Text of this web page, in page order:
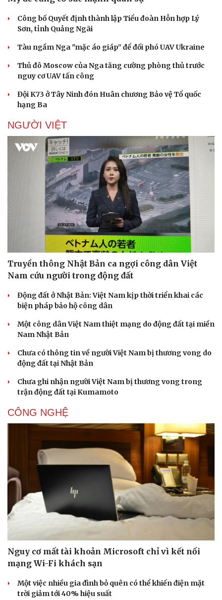
Dinh dưỡng - món ngon
Cây thuốc
Sản phụ khoa
Nam khoa
Phòng mạch online
Ăn sạch sống khỏe
Nhà đẹp
Blog
Công bố Quyết định thành lập Tiểu đoàn Hỗn hợp Lý
Sơn, tỉnh Quảng Ngãi
Tàu ngầm Nga "mặc áo giáp” để đối phó UAV Ukraine
Thủ đô Moscow của Nga tăng cường phòng thủ trước
nguy cơ UAV tấn công
Đội K73 ở Tây Ninh đón Huân chương Bảo vệ Tổ quốc
hạng Ba
NGƯỜI VIỆT
Truyền thông Nhật Bản ca ngợi công dân Việt
Nam cứu người trong động đất
Động đất ở Nhật Bản: Việt Nam kịp thời triển khai các
biện pháp bảo hộ công dân
Một công dân Việt Nam thiệt mạng do động đất tại miền
Nam Nhật Bản
Chưa có thông tin về người Việt Nam bị thương vong do
động đất tại Nhật Bản
Chưa ghi nhận người Việt Nam bị thương vong trong
trận động đất tại Kumamoto
CÔNG NGHỆ
Nguy cơ mất tài khoản Microsoft chỉ vì kết nối
mạng Wi-Fi khách sạn
Một việc nhiều gia đình bỏ quên có thể khiến điện mặt
trời giảm tới 40% hiệu suất